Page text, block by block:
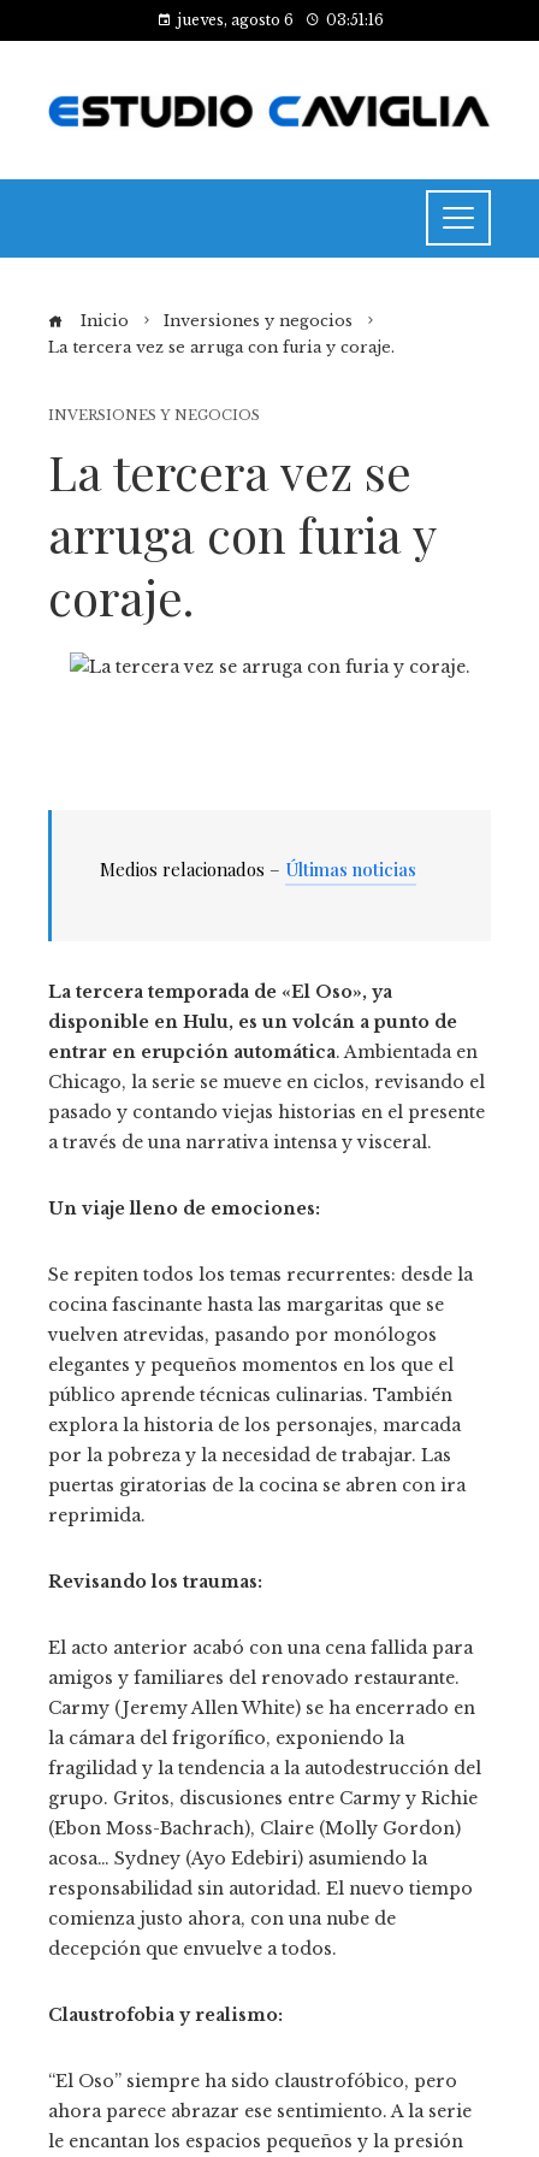
jueves, agosto 6 03:51:17
Inicio
Inversiones y negocios
La tercera vez se arruga con furia y coraje.
INVERSIONES Y NEGOCIOS
La tercera vez se
arruga con furia y
coraje.
Medios relacionados – Últimas noticias
La tercera temporada de «El Oso», ya
disponible en Hulu, es un volcán a punto de
entrar en erupción automática. Ambientada en
Chicago, la serie se mueve en ciclos, revisando el
pasado y contando viejas historias en el presente
a través de una narrativa intensa y visceral.
Un viaje lleno de emociones:
Se repiten todos los temas recurrentes: desde la
cocina fascinante hasta las margaritas que se
vuelven atrevidas, pasando por monólogos
elegantes y pequeños momentos en los que el
público aprende técnicas culinarias. También
explora la historia de los personajes, marcada
por la pobreza y la necesidad de trabajar. Las
puertas giratorias de la cocina se abren con ira
reprimida.
Revisando los traumas:
El acto anterior acabó con una cena fallida para
amigos y familiares del renovado restaurante.
Carmy (Jeremy Allen White) se ha encerrado en
la cámara del frigorífico, exponiendo la
fragilidad y la tendencia a la autodestrucción del
grupo. Gritos, discusiones entre Carmy y Richie
(Ebon Moss-Bachrach), Claire (Molly Gordon)
acosa… Sydney (Ayo Edebiri) asumiendo la
responsabilidad sin autoridad. El nuevo tiempo
comienza justo ahora, con una nube de
decepción que envuelve a todos.
Claustrofobia y realismo:
“El Oso” siempre ha sido claustrofóbico, pero
ahora parece abrazar ese sentimiento. A la serie
le encantan los espacios pequeños y la presión